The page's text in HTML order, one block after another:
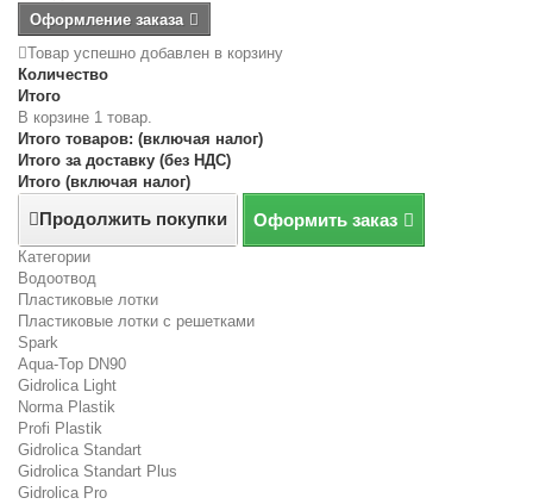
Оформление заказа
Товар успешно добавлен в корзину
Количество
Итого
В корзине 1 товар.
Итого товаров: (включая налог)
Итого за доставку (без НДС)
Итого (включая налог)
Продолжить покупки Оформить заказ
Категории
Водоотвод
Пластиковые лотки
Пластиковые лотки с решетками
Spark
Aqua-Top DN90
Gidrolica Light
Norma Plastik
Profi Plastik
Gidrolica Standart
Gidrolica Standart Plus
Gidrolica Pro